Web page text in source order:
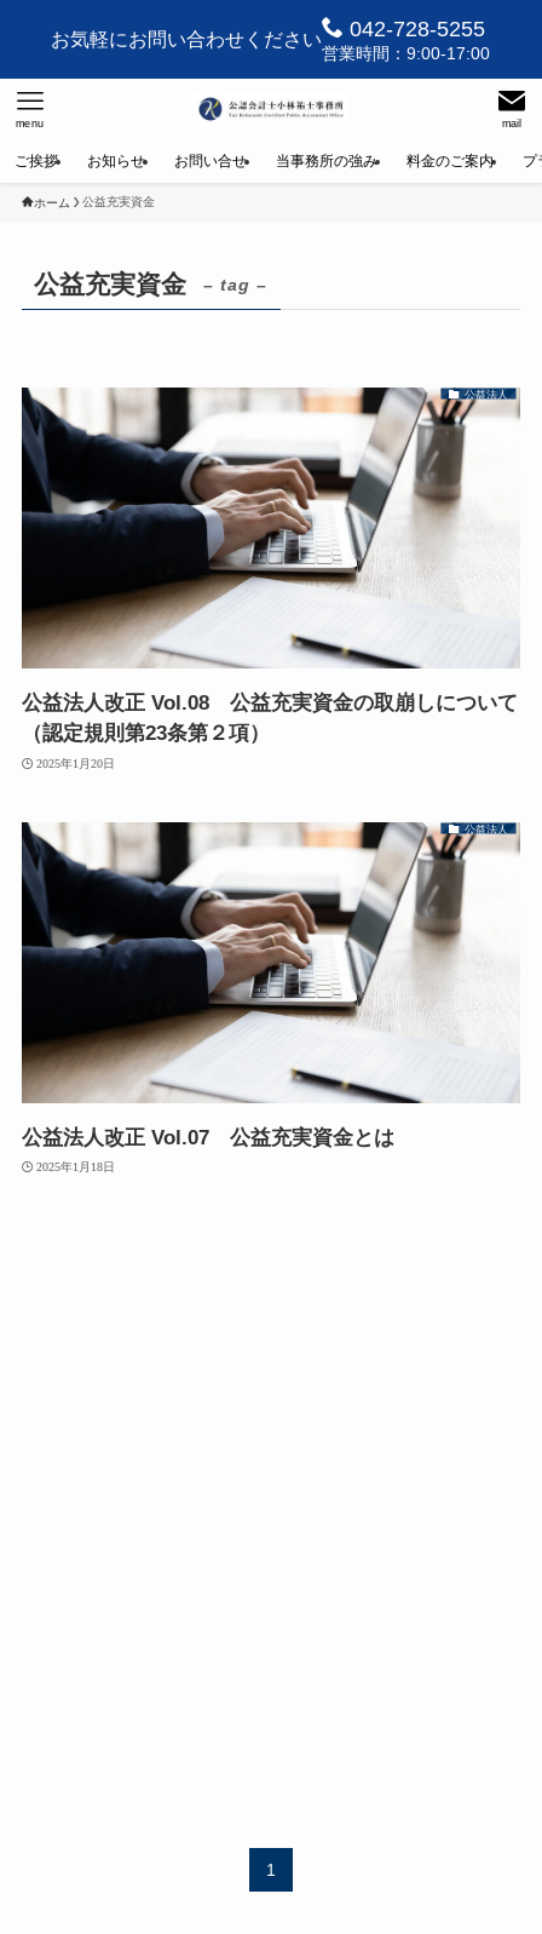
お気軽にお問い合わせください 042-728-5255
営業時間：9:00-17:00
mail
menu
ご挨拶 お知らせ お問い合せ 当事務所の強み 料金のご案内 プ
ホーム 公益充実資金
公益充実資金 – tag –
公益法人
公益法人改正 Vol.08 公益充実資金の取崩しについて
（認定規則第23条第２項）
2025年1月20日
公益法人
公益法人改正 Vol.07 公益充実資金とは
2025年1月18日
1